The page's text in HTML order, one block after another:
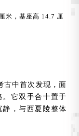
米，基座高 14.7 厘
古中首次发现，面
它双手合十置于
，与西夏陵整体